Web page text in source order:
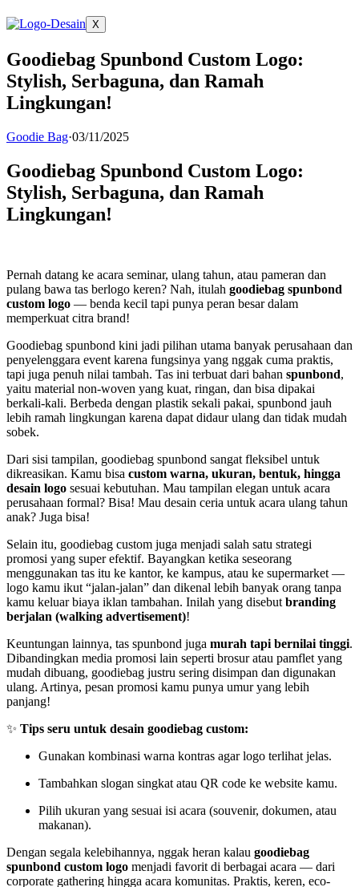
X
Goodiebag Spunbond Custom Logo:
Stylish, Serbaguna, dan Ramah
Lingkungan!
Goodie Bag·03/11/2025
Goodiebag Spunbond Custom Logo:
Stylish, Serbaguna, dan Ramah
Lingkungan!
Pernah datang ke acara seminar, ulang tahun, atau pameran dan
pulang bawa tas berlogo keren? Nah, itulah goodiebag spunbond
custom logo — benda kecil tapi punya peran besar dalam
memperkuat citra brand!
Goodiebag spunbond kini jadi pilihan utama banyak perusahaan dan
penyelenggara event karena fungsinya yang nggak cuma praktis,
tapi juga penuh nilai tambah. Tas ini terbuat dari bahan spunbond,
yaitu material non-woven yang kuat, ringan, dan bisa dipakai
berkali-kali. Berbeda dengan plastik sekali pakai, spunbond jauh
lebih ramah lingkungan karena dapat didaur ulang dan tidak mudah
sobek.
Dari sisi tampilan, goodiebag spunbond sangat fleksibel untuk
dikreasikan. Kamu bisa custom warna, ukuran, bentuk, hingga
desain logo sesuai kebutuhan. Mau tampilan elegan untuk acara
perusahaan formal? Bisa! Mau desain ceria untuk acara ulang tahun
anak? Juga bisa!
Selain itu, goodiebag custom juga menjadi salah satu strategi
promosi yang super efektif. Bayangkan ketika seseorang
menggunakan tas itu ke kantor, ke kampus, atau ke supermarket —
logo kamu ikut “jalan-jalan” dan dikenal lebih banyak orang tanpa
kamu keluar biaya iklan tambahan. Inilah yang disebutbranding
berjalan (walking advertisement)!
Keuntungan lainnya, tas spunbond juga murah tapi bernilai tinggi.
Dibandingkan media promosi lain seperti brosur atau pamflet yang
mudah dibuang, goodiebag justru sering disimpan dan digunakan
ulang. Artinya, pesan promosi kamu punya umur yang lebih
panjang!
✨ Tips seru untuk desain goodiebag custom:
Gunakan kombinasi warna kontras agar logo terlihat jelas.
Tambahkan slogan singkat atau QR code ke website kamu.
Pilih ukuran yang sesuai isi acara (souvenir, dokumen, atau
makanan).
Dengan segala kelebihannya, nggak heran kalau goodiebag
spunbond custom logo menjadi favorit di berbagai acara — dari
corporate gathering hingga acara komunitas. Praktis, keren, eco-